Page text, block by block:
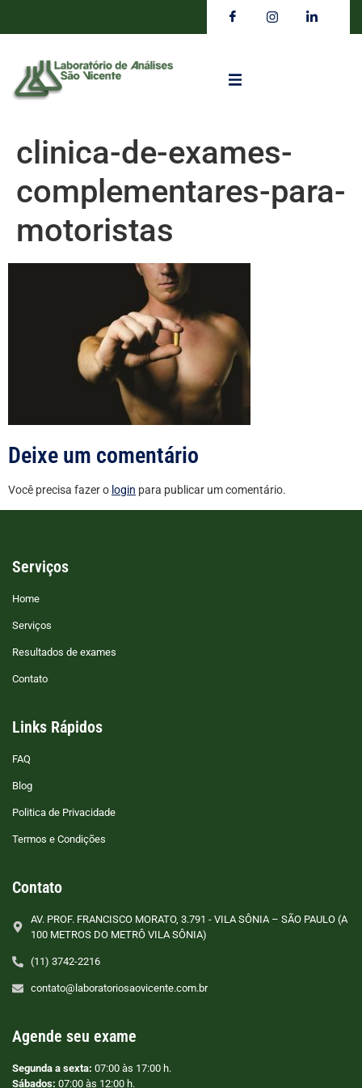
clinica-de-exames-
complementares-para-
motoristas
Deixe um comentário
Você precisa fazer o login para publicar um comentário.
Serviços
Home
Serviços
Resultados de exames
Contato
Links Rápidos
FAQ
Blog
Politica de Privacidade
Termos e Condições
Contato
AV. PROF. FRANCISCO MORATO, 3.791 - VILA SÔNIA – SÃO PAULO (A
100 METROS DO METRÔ VILA SÔNIA)
(11) 3742-2216
contato@laboratoriosaovicente.com.br
Agende seu exame
Segunda a sexta: 07:00 às 17:00 h.
Sábados: 07:00 às 12:00 h.